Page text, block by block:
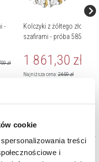
cookie
treści
i
-
zł
Kolczyki z żółtego złota z
szafirami - próba 585
1 861,30 zł
Najniższa cena:2 659zł
dodatkami swoją
te najmłodsze uwielbiają